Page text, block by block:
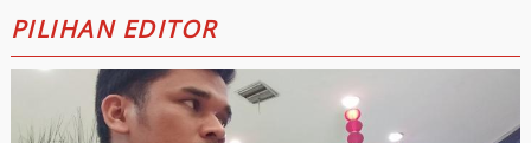
PILIHAN EDITOR